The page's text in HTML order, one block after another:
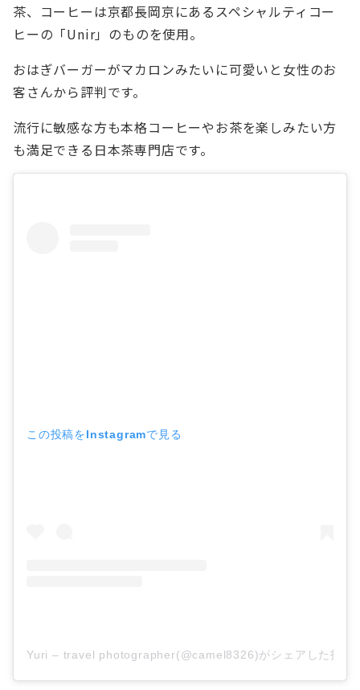
茶、コーヒーは京都長岡京にあるスペシャルティコー
ヒーの「Unir」のものを使用。
おはぎバーガーがマカロンみたいに可愛いと女性のお
客さんから評判です。
流行に敏感な方も本格コーヒーやお茶を楽しみたい方
も満足できる日本茶専門店です。
この投稿をInstagramで見る
Yuri – travel photographer(@camel8326)がシェアした投稿